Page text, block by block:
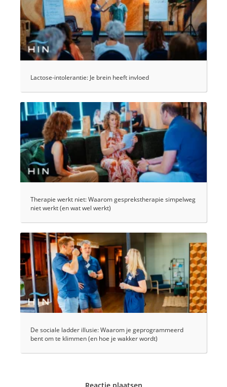
Lactose-intolerantie: Je brein heeft invloed
Therapie werkt niet: Waarom gesprekstherapie simpelweg
niet werkt (en wat wel werkt)
De sociale ladder illusie: Waarom je geprogrammeerd
bent om te klimmen (en hoe je wakker wordt)